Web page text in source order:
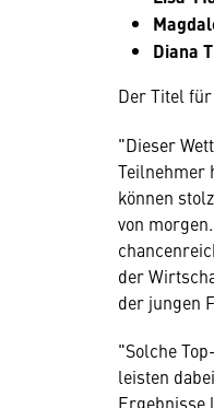
Diana
Der Titel
"Dieser
Teilnehmer
können
von
der
der jungen
"Solche
leisten
Ergebnisse